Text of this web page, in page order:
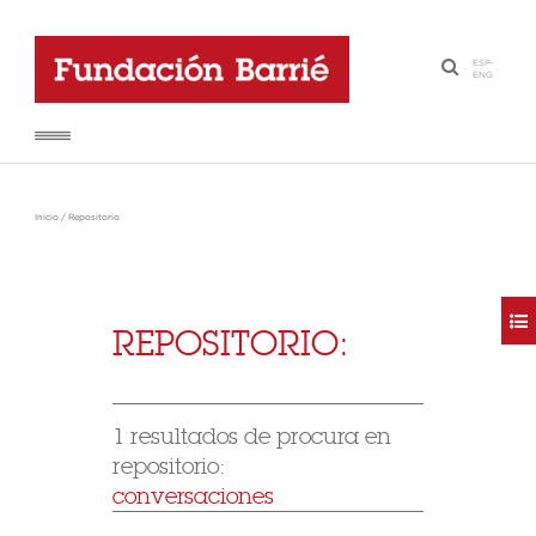
·
ESP-
ENG
Inicio / Repositorio
REPOSITORIO:
1 resultados de procura en
repositorio:
conversaciones